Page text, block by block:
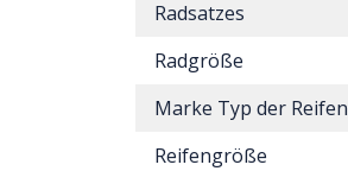
Radsatzes
Radgröße
Marke Typ der Reifen
Reifengröße